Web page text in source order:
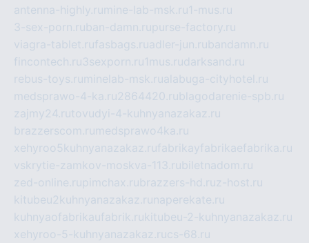
antenna-highly.ru mine-lab-msk.ru1-mus.ru
3-sex-porn.ruban-damn.rupurse-factory.ru
viagra-tablet.rufasbags.ruadler-jun.rubandamn.ru
fincontech.ru3sexporn.ru1mus.rudarksand.ru
rebus-toys.ru minelab-msk.rualabuga-cityhotel.ru
medsprawo-4-ka.ru2864420.rublagodarenie-spb.ru
zajmy24.rutovudyi-4-kuhnyanazakaz.ru
brazzerscom.ru medsprawo4ka.ru
xehyroo5kuhnyanazakaz.rufabrikayfabrikaefabrika.ru
vskrytie-zamkov-moskva-113.rubiletnadom.ru
zed-online.rupimchax.rubrazzers-hd.ruz-host.ru
kitubeu2kuhnyanazakaz.ru naperekate.ru
kuhnyaofabrikaufabrik.rukitubeu-2-kuhnyanazakaz.ru
xehyroo-5-kuhnyanazakaz.rucs-68.ru